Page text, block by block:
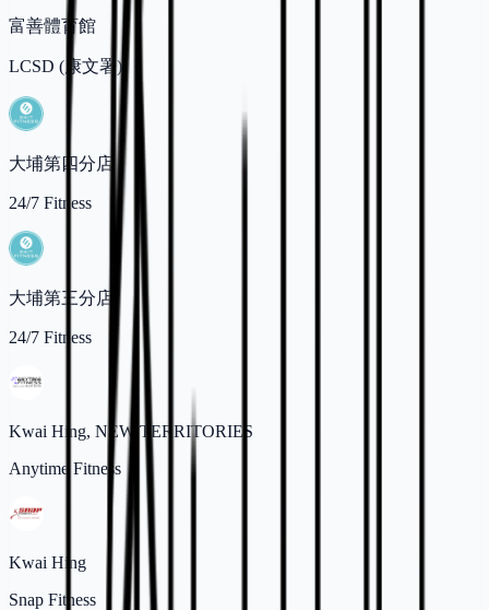
富善體育館
LCSD (康文署)
大埔第四分店
24/7 Fitness
大埔第三分店
24/7 Fitness
Kwai Hing, NEW TERRITORIES
Anytime Fitness
Kwai Hing
Snap Fitness